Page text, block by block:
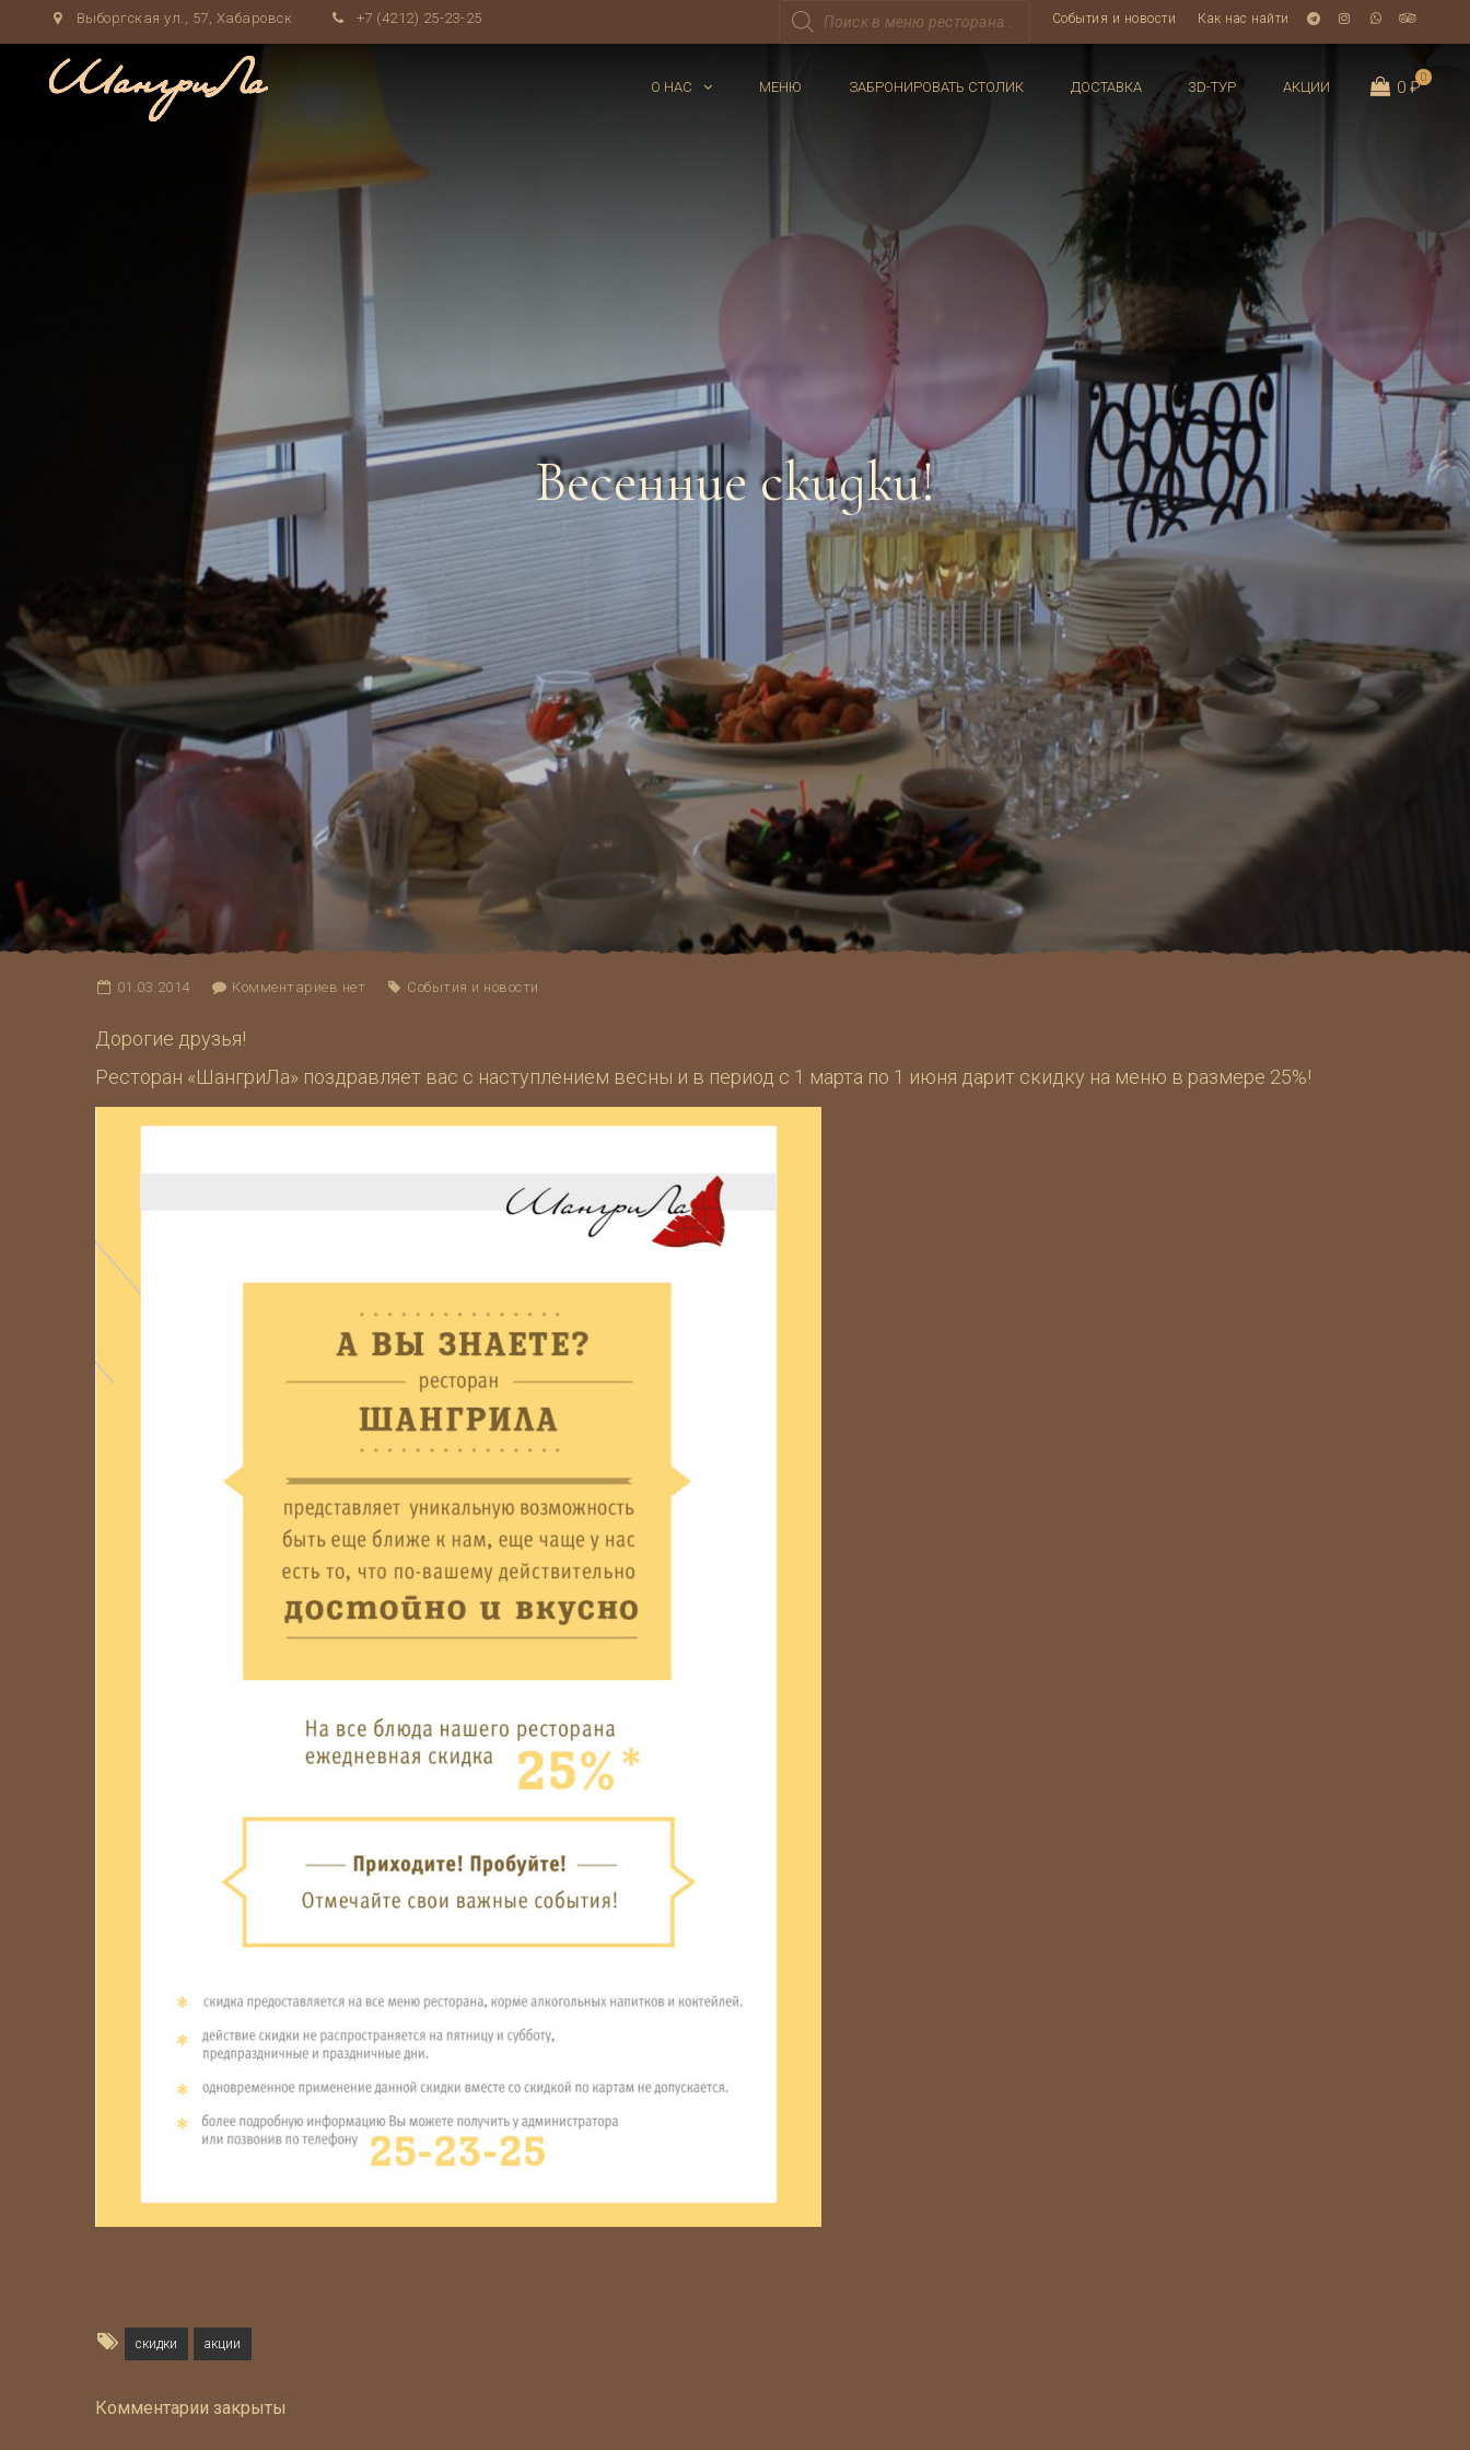
Поиск
товаров
События и новости Как нас найти
Выборгская ул., 57, Хабаровск +7 (4212) 25-23-25
0
0 ₽
О НАС МЕНЮ ЗАБРОНИРОВАТЬ СТОЛИК ДОСТАВКА 3D-ТУР АКЦИИ
Весенние скидки!
01.03.2014 Комментариев нет События и новости
Дорогие друзья!
Ресторан «ШангриЛа» поздравляет вас с наступлением весны и в период с 1 марта по 1 июня дарит скидку на меню в размере 25%!
скидки акции
Комментарии закрыты